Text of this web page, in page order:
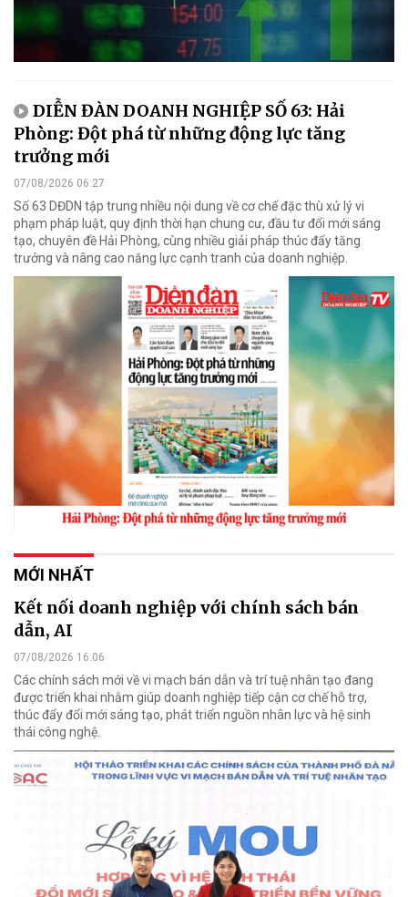
DIỄN ĐÀN DOANH NGHIỆP SỐ 63: Hải
Phòng: Đột phá từ những động lực tăng
trưởng mới
07/08/2026 06:27
Số 63 DĐDN tập trung nhiều nội dung về cơ chế đặc thù xử lý vi
phạm pháp luật, quy định thời hạn chung cư, đầu tư đổi mới sáng
tạo, chuyên đề Hải Phòng, cùng nhiều giải pháp thúc đẩy tăng
trưởng và nâng cao năng lực cạnh tranh của doanh nghiệp.
MỚI NHẤT
Kết nối doanh nghiệp với chính sách bán
dẫn, AI
07/08/2026 16:06
Các chính sách mới về vi mạch bán dẫn và trí tuệ nhân tạo đang
được triển khai nhằm giúp doanh nghiệp tiếp cận cơ chế hỗ trợ,
thúc đẩy đổi mới sáng tạo, phát triển nguồn nhân lực và hệ sinh
thái công nghệ.